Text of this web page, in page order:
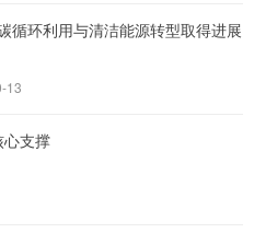
循环利用与清洁能源转型取得进展
13
支撑